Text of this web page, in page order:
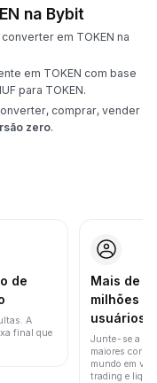
na Bybit
em TOKEN na
em TOKEN com base
para TOKEN.
comprar, vender
zero.
de
A
final que
Mais de
milhões
usuários
Junte-se a
maiores
mundo em
trading e